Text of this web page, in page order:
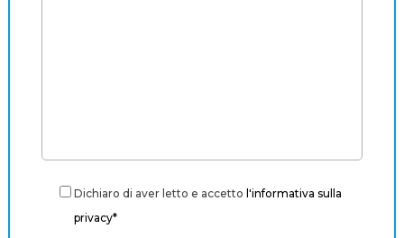
Dichiaro di aver letto e accetto l'informativa sulla
privacy*